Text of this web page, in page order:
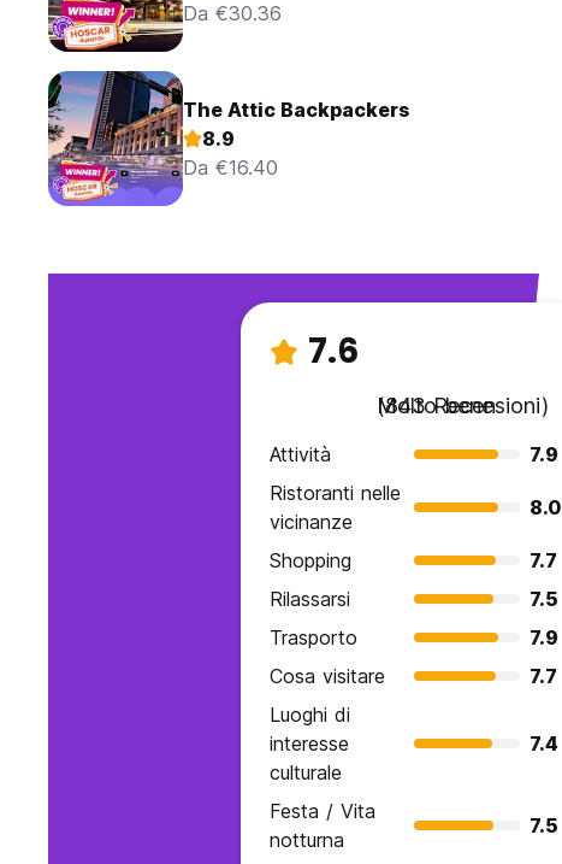
Da €30.36
The Attic Backpackers
8.9
Da €16.40
7.6
Molto bene
(843 Recensioni)
Attività
7.9
Ristoranti nelle
vicinanze
8.0
Shopping
7.7
Rilassarsi
7.5
Trasporto
7.9
Cosa visitare
7.7
Luoghi di
interesse
culturale
7.4
Festa / Vita
notturna
7.5